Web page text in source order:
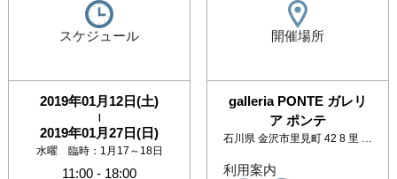
スケジュール
2019年01月12日(土)
|
2019年01月27日(日)
水曜 臨時：1月17～18日
11:00 - 18:00
開催場所
galleria PONTE ガレリ
ア ポンテ
石川県 金沢市里見町 42 8 里 見町 APARTMENT102
利用案内